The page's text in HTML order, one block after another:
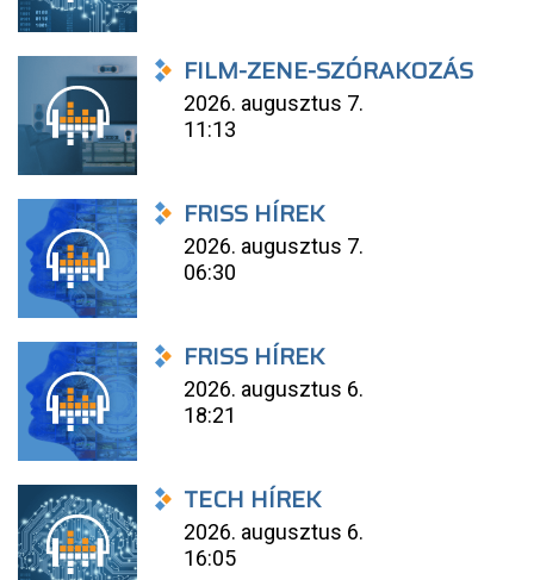
FILM-ZENE-SZÓRAKOZÁS
2026. augusztus 7.
11:13
FRISS HÍREK
2026. augusztus 7.
06:30
FRISS HÍREK
2026. augusztus 6.
18:21
TECH HÍREK
2026. augusztus 6.
16:05